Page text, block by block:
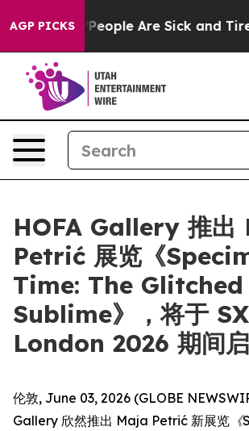
AGP PICKS
Win: “People Are Sick and
HOFA Gallery 推出
Petrić 展览《
Time: The Glitched
Sublime》，将于
London 2026 期间
伦敦, June 03, 2026 (GLOBE
Gallery 欣然推出 Maja Petrić 新展览